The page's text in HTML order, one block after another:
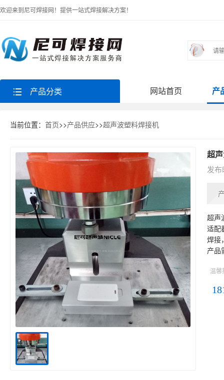
欢迎来到尼可焊接网！提供一站式焊接解决方案！
产品分类 网站首页 产
当前位置： 首页>>产品供应>>超声波塑料焊接机
超
发
超声
适配
焊接
产品
温馨